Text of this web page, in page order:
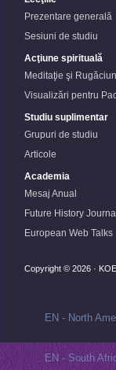
Prezentare generală
Sesiuni de studiu
Acţiune spirituală
Meditaţie şi
Visualizări pentru
Studiu suplimentar
Grupuri de studiu
Articole
Academia
Mesaj Anual
Future History Journal
European Web Talks
Copyright © 2026 · KOE
EN - North
EN - South